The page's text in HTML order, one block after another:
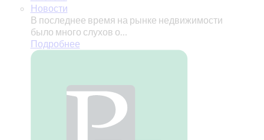
Новости
В последнее время на рынке недвижимости
было много слухов о…
Подробнее